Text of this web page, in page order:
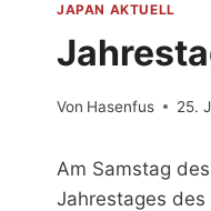
JAPAN AKTUELL
Von Hasenfus 25.
Am Samstag
Jahrestages